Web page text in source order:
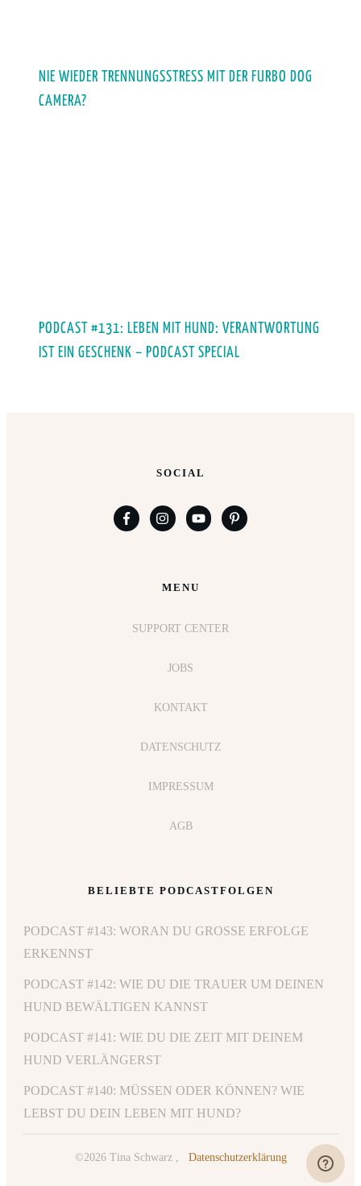
NIE WIEDER TRENNUNGSSTRESS MIT DER FURBO DOG
CAMERA?
PODCAST #131: LEBEN MIT HUND: VERANTWORTUNG
IST EIN GESCHENK – PODCAST SPECIAL
BELIEBTE PODCASTFOLGEN
PODCAST #143: WORAN DU GROSSE ERFOLGE E
RKENNST
PODCAST #142: WIE DU DIE TRAUER UM DEINEN
HUND BEWÄLTIGEN KANNST
PODCAST #141: WIE DU DIE ZEIT MIT DEINEM
HUND VERLÄNGERST
PODCAST #140: MÜSSEN ODER KÖNNEN? WIE
LEBST DU DEIN LEBEN MIT HUND?
MENU
SUPPORT CENTER
JOBS
KONTAKT
DATENSCHUTZ
IMPRESSUM
AGB
SOCIAL
©2026 Tina Schwarz , Datenschutzerklärung